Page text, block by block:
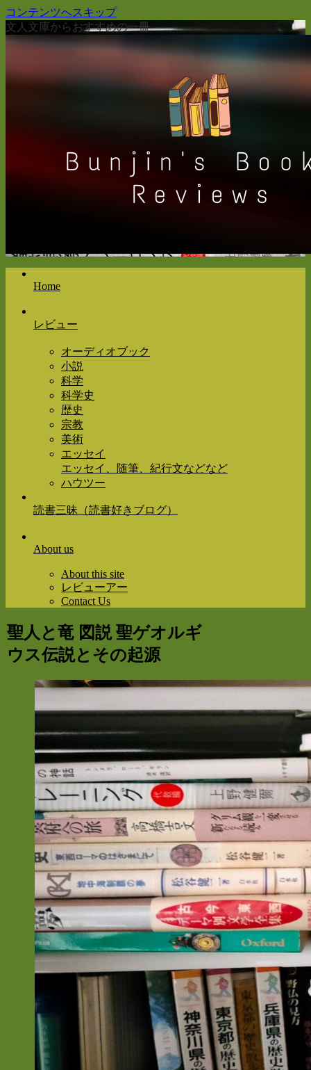
コンテンツへスキップ
文人文庫からおすすめの一冊
Home
レビュー
オーディオブック
小説
科学
科学史
歴史
宗教
美術
エッセイ
エッセイ、随筆、紀行文などなど
ハウツー
読書三昧（読書好きブログ）
About us
About this site
レビューアー
Contact Us
聖人と竜 図説 聖ゲオルギ
ウス伝説とその起源